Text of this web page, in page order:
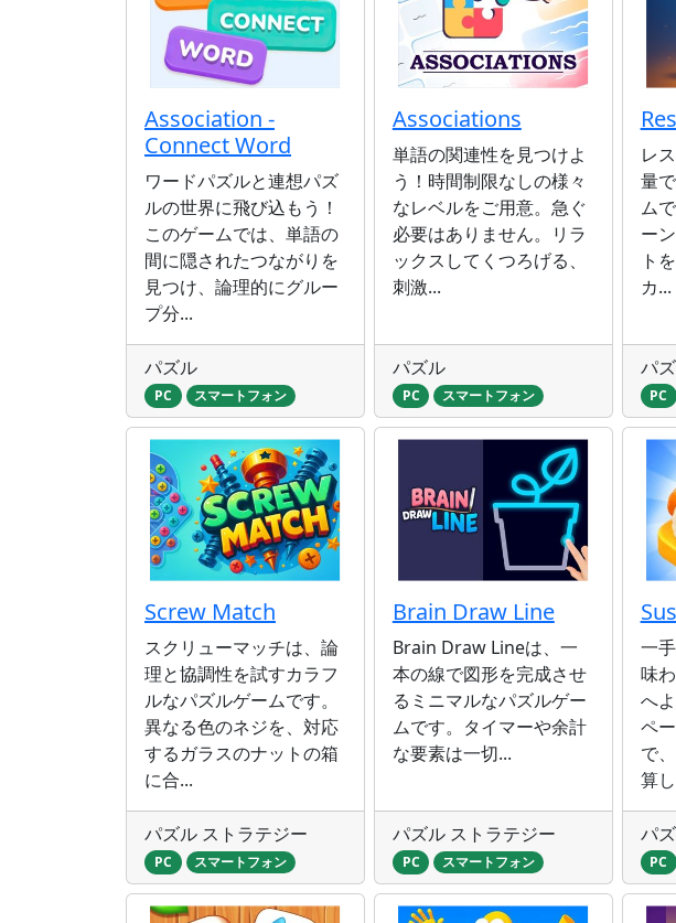
Association -
Connect Word
ワードパズルと連想パズ
ルの世界に飛び込もう！
このゲームでは、単語の
間に隠されたつながりを
見つけ、論理的にグルー
プ分...
パズル
PC スマートフォン
Associations
単語の関連性を見つけよ
う！時間制限なしの様々
なレベルをご用意。急ぐ
必要はありません。リラ
ックスしてくつろげる、
刺激...
パズル
PC スマートフォン
レ
量
ム
ー
ト
カ...
パ
PC
Screw Match
スクリューマッチは、論
理と協調性を試すカラフ
ルなパズルゲームです。
異なる色のネジを、対応
するガラスのナットの箱
に合...
パズル ストラテジー
PC スマートフォン
Brain Draw Line
Brain Draw Lineは、一
本の線で図形を完成させ
るミニマルなパズルゲー
ムです。タイマーや余計
な要素は一切...
パズル ストラテジー
PC スマートフォン
一
味
へ
ペ
で
算
パ
PC